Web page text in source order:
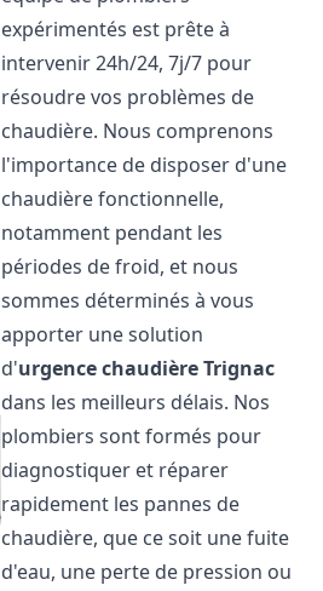
expérimentés est prête à
intervenir 24h/24, 7j/7 pour
résoudre vos problèmes de
chaudière. Nous comprenons
l'importance de disposer d'une
chaudière fonctionnelle,
notamment pendant les
périodes de froid, et nous
sommes déterminés à vous
apporter une solution
d'urgence chaudièreTrignac
dans les meilleurs délais. Nos
plombiers sont formés pour
diagnostiquer et réparer
rapidement les pannes de
chaudière, que ce soit une fuite
d'eau, une perte de pression ou